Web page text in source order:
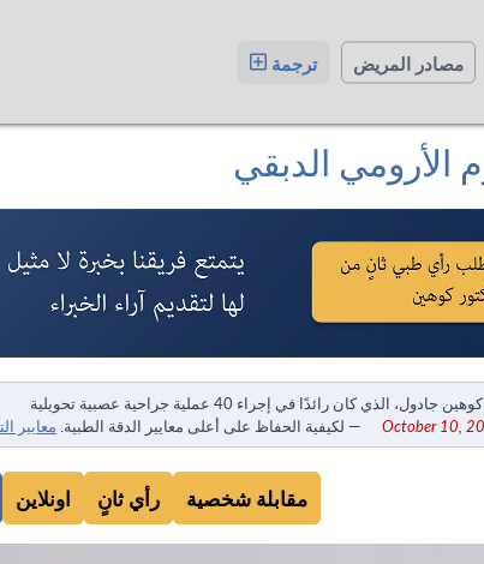
مصادر المريض ترجمة
الأرومي الدبقي
الذي كان رائدًا في إجراء 40 عملية جراحية عصبية تحويلية
— لكيفية الحفاظ على أعلى معايير الدقة الطبية. معايير
مقابلة شخصية رأي ثانٍ اونلاين